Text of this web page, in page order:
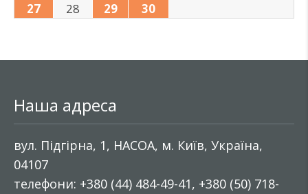
27
28 29 30
Наша адреса
вул. Підгірна, 1, НАСОА, м. Київ, Україна,
04107
телефони: +380 (44) 484-49-41, +380 (50) 718-